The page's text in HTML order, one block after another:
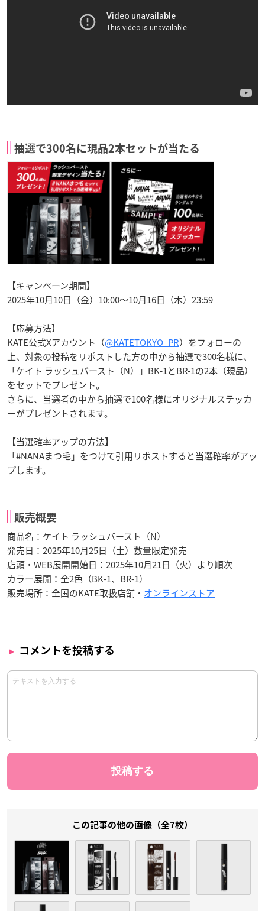
抽選で300名に現品2本セットが当たる
【キャンペーン期間】
2025年10月10日（金）10:00〜10月16日（木）23:59
【応募方法】
KATE公式Xアカウント（@KATETOKYO_PR）をフォローの
上、対象の投稿をリポストした方の中から抽選で300名様に、
「ケイト ラッシュバースト（N）」BK-1とBR-1の2本（現品）
をセットでプレゼント。
さらに、当選者の中から抽選で100名様にオリジナルステッカ
ーがプレゼントされます。
【当選確率アップの方法】
「#NANAまつ毛」をつけて引用リポストすると当選確率がアッ
プします。
販売概要
商品名：ケイト ラッシュバースト（N）
発売日：2025年10月25日（土）数量限定発売
店頭・WEB展開開始日：2025年10月21日（火）より順次
カラー展開：全2色（BK-1、BR-1）
販売場所：全国のKATE取扱店舗・ オンラインストア
コメントを投稿する
この記事の他の画像（全7枚）